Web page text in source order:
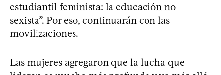
estudiantil feminista: la educación no
sexista”. Por eso, continuarán con las
movilizaciones.
Las mujeres agregaron que la lucha que